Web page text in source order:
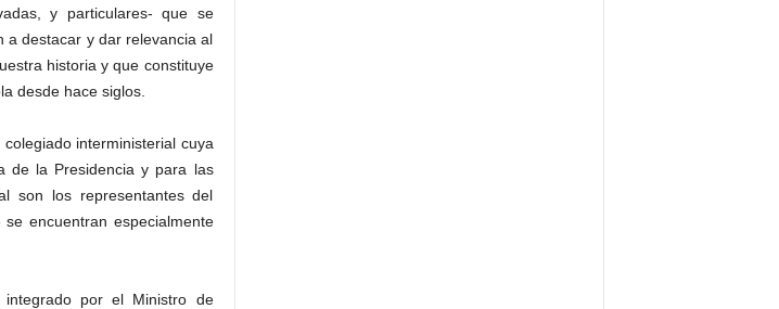
y particulares- que se
a destacar y dar relevancia al
historia y que constituye
desde hace siglos.
interministerial cuya
de la Presidencia y para las
son los representantes del
encuentran especialmente
por el Ministro de